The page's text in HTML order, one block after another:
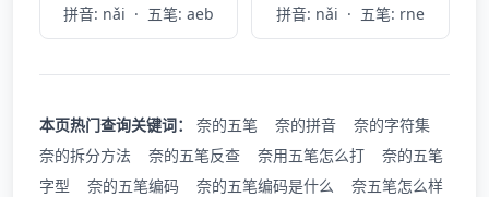
拼音: nǎi · 五笔: aeb 拼音: nǎi · 五笔: rne
本页热门查询关键词： 奈的五笔 奈的拼音
奈的字符集
奈的拆分方法
奈的五笔反查 奈用五笔怎么打
奈的五笔
字型
奈的五笔编码 奈的五笔编码是什么
奈五笔怎么样